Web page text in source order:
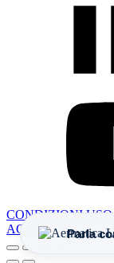
Parla
CONDIZIONI
ACQUISTO